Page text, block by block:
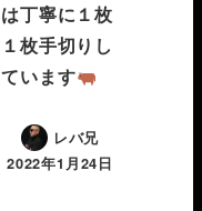
は丁寧に１枚
１枚手切りし
ています
レバ兄
2022年1月24日